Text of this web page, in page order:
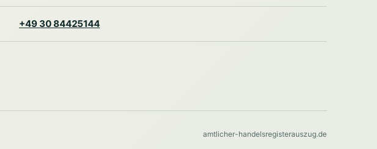
+49 30 84425144
amtlicher-handelsregisterauszug.de